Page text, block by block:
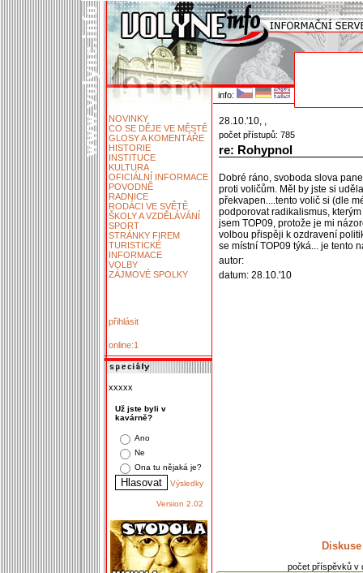
info:
NOVINKY
CO SE DĚJE VE MĚSTĚ
GLOSY A KOMENTÁŘE
HISTORIE
INSTITUCE
KULTURA
OFICIÁLNÍ INFORMACE
POVODNĚ
RADNICE
RODÁCI VE SVĚTĚ
ŠKOLY A VZDĚLÁVÁNÍ
SPORT
STRÁNKY FIREM
TURISTICKÉ
INFORMACE
VOLBY
ZÁJMOVÉ SPOLKY
přihlásit
online:1
xxxxx
Už jste byli v
kavárně?
Ano
Ne
Ona tu nějaká je?
Výsledky
Version 2.02
28.10.'10, ,
počet přístupů: 785
re: Rohypnol
Dobré ráno, svoboda slova
proti voličům. Měl by jste si
překvapen....tento volič si (dle
podporovat radikalismus,
jsem TOP09, protože je mi
volbou přispěji k ozdravení
se místní TOP09 týká... je tento
autor:
datum: 28.10.'10
Diskuse
počet příspěvků v